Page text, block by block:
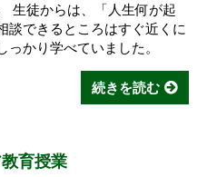
生徒からは、「人生何が起
談できるところはすぐ近くに
かり学べていました。
続きを読む
育授業